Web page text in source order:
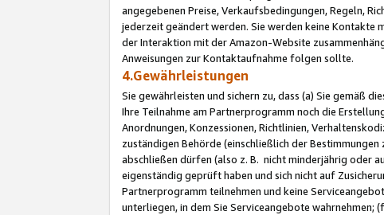
angegebenen Preise, Verkaufsbedingungen, Regeln,
jederzeit geändert werden. Sie werden keine Kontakte
der Interaktion mit der Amazon-Website
Anweisungen zur Kontaktaufnahme folgen sollte.
4.Gewährleistungen
Sie gewährleisten und sichern zu, dass (a) Sie gemäß
Ihre Teilnahme am Partnerprogramm noch die
Anordnungen, Konzessionen, Richtlinien,
zuständigen Behörde (einschließlich der
abschließen dürfen (also z. B. nicht minderjährig oder
eigenständig geprüft haben und sich nicht auf
Partnerprogramm teilnehmen und keine
unterliegen, in dem Sie Serviceangebote wahrnehmen;